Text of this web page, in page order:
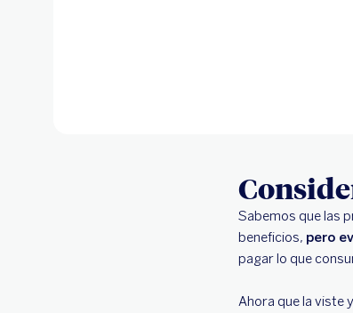
Sabemos que las
beneficios, pero
pagar lo que
Ahora que la viste